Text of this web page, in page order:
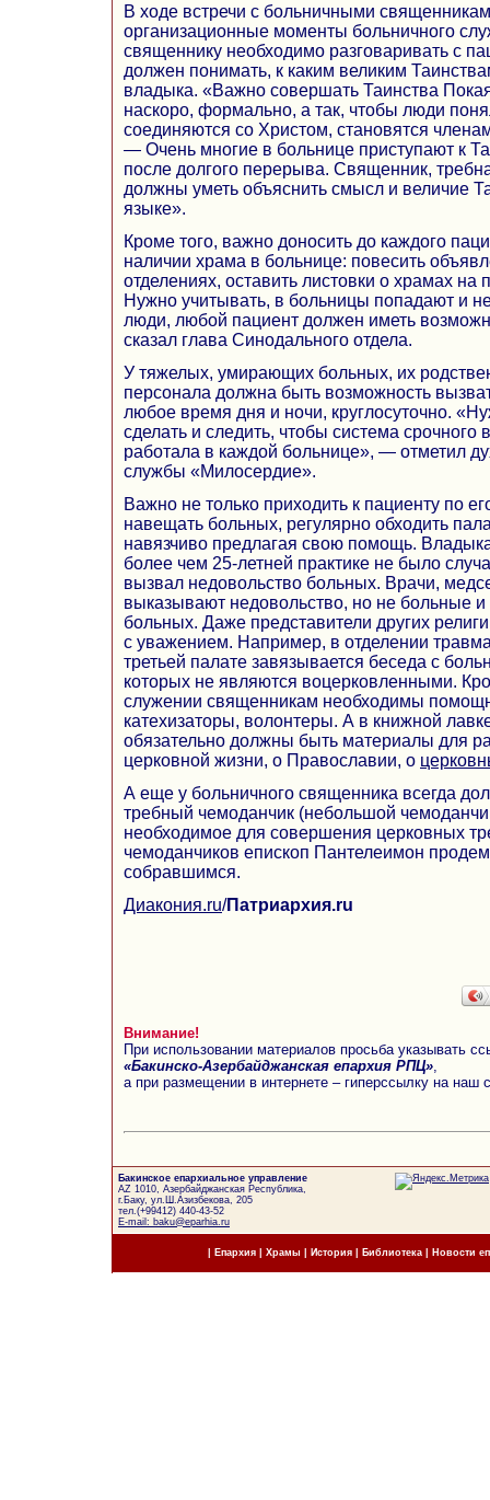
В ходе встречи с больничными
организационные моменты больничного
священнику необходимо разговаривать с
должен понимать, к каким великим
владыка. «Важно совершать Таинства
наскоро, формально, а так, чтобы люди
соединяются со Христом, становятся
— Очень многие в больнице приступают к
после долгого перерыва. Священник,
должны уметь объяснить смысл и величие
языке».
Кроме того, важно доносить до каждого
наличии храма в больнице: повесить
отделениях, оставить листовки о храмах на
Нужно учитывать, в больницы попадают и
люди, любой пациент должен иметь
сказал глава Синодального отдела.
У тяжелых, умирающих больных, их
персонала должна быть возможность
любое время дня и ночи, круглосуточно.
сделать и следить, чтобы система
работала в каждой больнице», — отметил
службы «Милосердие».
Важно не только приходить к пациенту по
навещать больных, регулярно обходить
навязчиво предлагая свою помощь.
более чем 25-летней практике не было
вызвал недовольство больных. Врачи,
выказывают недовольство, но не больные и
больных. Даже представители других
с уважением. Например, в отделении
третьей палате завязывается беседа с
которых не являются воцерковленными.
служении священникам необходимы
катехизаторы, волонтеры. А в книжной
обязательно должны быть материалы для
церковной жизни, о Православии, о
А еще у больничного священника всегда
требный чемоданчик (небольшой
необходимое для совершения церковных
чемоданчиков епископ Пантелеимон
собравшимся.
Диакония.ru/Патриархия.ru
Внимание!
При использовании материалов просьба указывать
«Бакинско-Азербайджанская епархия РПЦ»
а при размещении в интернете – гиперссылку на наш
Бакинское епархиальное управление
AZ 1010, Азербайджанская Республика,
г.Баку, ул.Ш.Азизбекова, 205
тел.(+99412) 440-43-52
E-mail: baku@eparhia.ru
Епархия| Храмы История| Библиотека Новости